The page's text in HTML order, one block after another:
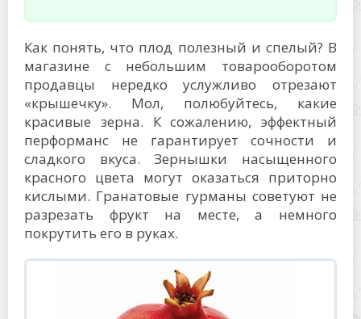
Как понять, что плод полезный и спелый? В
магазине с небольшим товарооборотом
продавцы нередко услужливо отрезают
«крышечку». Мол, полюбуйтесь, какие
красивые зерна. К сожалению, эффектный
перформанс не гарантирует сочности и
сладкого вкуса. Зернышки насыщенного
красного цвета могут оказаться приторно
кислыми. Гранатовые гурманы советуют не
разрезать фрукт на месте, а немного
покрутить его в руках.